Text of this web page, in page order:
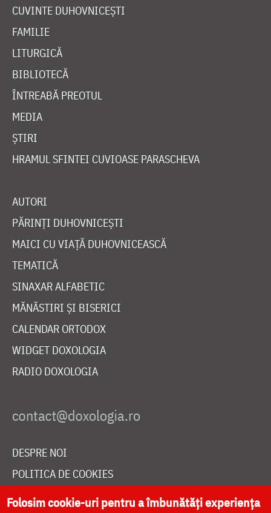
CUVINTE DUHOVNICEȘTI
FAMILIE
LITURGICĂ
BIBLIOTECĂ
ÎNTREABĂ PREOTUL
MEDIA
ȘTIRI
HRAMUL SFINTEI CUVIOASE PARASCHEVA
AUTORI
PĂRINȚI DUHOVNICEȘTI
MAICI CU VIAȚĂ DUHOVNICEASCĂ
TEMATICĂ
SINAXAR ALFABETIC
MĂNĂSTIRI ȘI BISERICI
CALENDAR ORTODOX
WIDGET DOXOLOGIA
RADIO DOXOLOGIA
DESPRE NOI
POLITICA DE COOKIES
DONEAZĂ ONLINE PENTRU CATEDRALA NAȚIONALĂ
Folosim cookie-uri pentru a îmbunătăți experiența